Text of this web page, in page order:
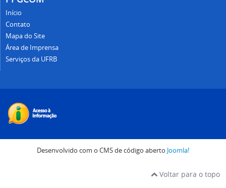
Início
Contato
Mapa do Site
Área de Imprensa
Serviços da UFRB
Desenvolvido com o CMS de código aberto Joomla!
Voltar para o topo